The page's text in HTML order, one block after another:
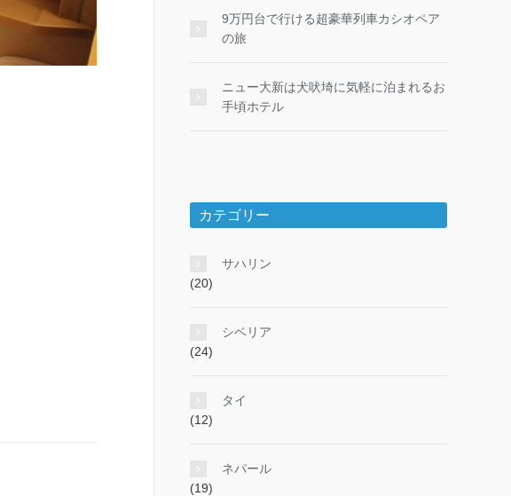
9万円台で行ける超豪華列車カシオペア
の旅
ニュー大新は犬吠埼に気軽に泊まれるお
手頃ホテル
カテゴリー
サハリン
(20)
シベリア
(24)
タイ
(12)
ネパール
(19)